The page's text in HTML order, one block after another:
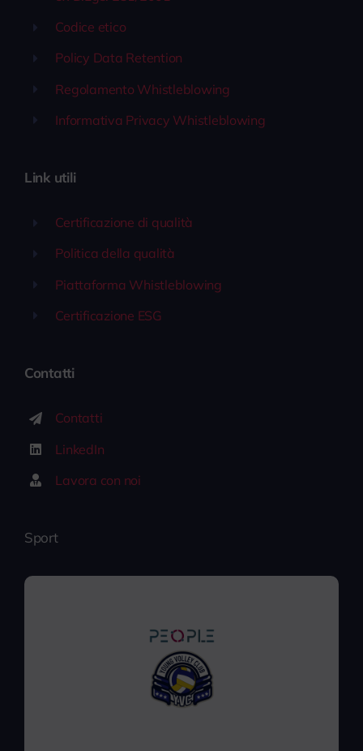
Codice etico
Policy Data Retention
Regolamento Whistleblowing
Informativa Privacy Whistleblowing
Link utili
Certificazione di qualità
Politica della qualità
Piattaforma Whistleblowing
Certificazione ESG
Contatti
Contatti
LinkedIn
Lavora con noi
Sport